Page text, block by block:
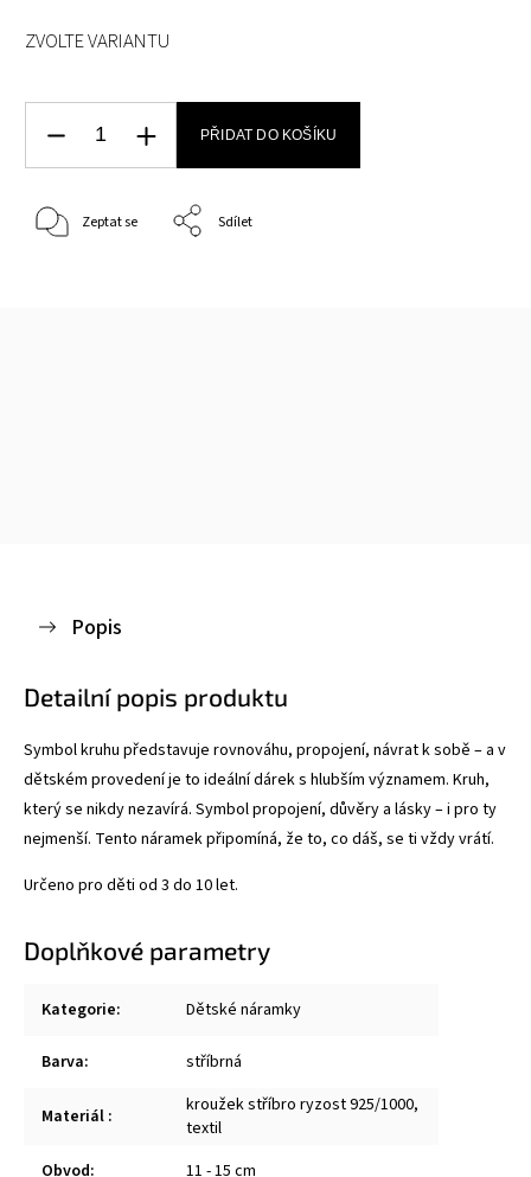
ZVOLTE VARIANTU
PŘIDAT DO KOŠÍKU
Zeptat se Sdílet
Popis
Detailní popis produktu
Symbol kruhu představuje rovnováhu, propojení, návrat k sobě – a v
dětském provedení je to ideální dárek s hlubším významem. Kruh,
který se nikdy nezavírá. Symbol propojení, důvěry a lásky – i pro ty
nejmenší. Tento náramek připomíná, že to, co dáš, se ti vždy vrátí.
Určeno pro děti od 3 do 10 let.
Doplňkové parametry
Kategorie: Dětské náramky
Barva: stříbrná
Materiál :
kroužek stříbro ryzost 925/1000,
textil
Obvod: 11 - 15 cm